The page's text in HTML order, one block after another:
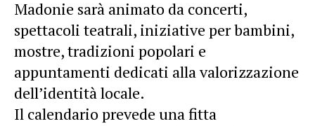
Madonie sarà animato da concerti,
spettacoli teatrali, iniziative per bambini,
mostre, tradizioni popolari e
appuntamenti dedicati alla valorizzazione
dell’identità locale.
Il calendario prevede una fitta